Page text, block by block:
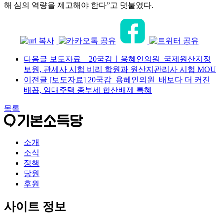
해 심의 역량을 제고해야 한다”고 덧붙였다.
다음글 보도자료 _ 20국감ㅣ용혜인의원_국제원산지정
보원, 관세사 시험 비리 학원과 원산지관리사 시험 MOU
이전글 [보도자료] 20국감_용혜인의원_배보다 더 커진
배꼽, 임대주택 종부세 합산배제 특혜
목록
소개
소식
정책
당원
후원
사이트 정보